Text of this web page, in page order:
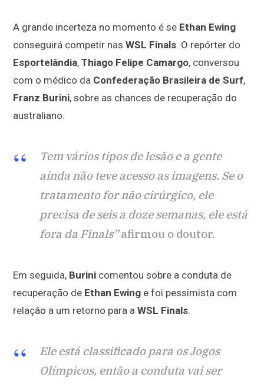
A grande incerteza no momento é se Ethan Ewing
conseguirá competir nas WSL Finals. O repórter do
Esportelândia, Thiago Felipe Camargo, conversou
com o médico da Confederação Brasileira de Surf,
Franz Burini, sobre as chances de recuperação do
australiano.
Tem vários tipos de lesão e a gente
ainda não teve acesso as imagens. Se o
tratamento for não cirúrgico, ele
precisa de seis a doze semanas, ele está
fora da Finals”afirmou o doutor.
Em seguida, Burini comentou sobre a conduta de
recuperação de Ethan Ewing e foi pessimista com
relação a um retorno para a WSL Finals.
Ele está classificado para os Jogos
Olímpicos, então a conduta vai ser